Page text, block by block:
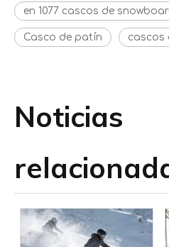
en 1077 cascos de
Casco de patín cascos
Noticias